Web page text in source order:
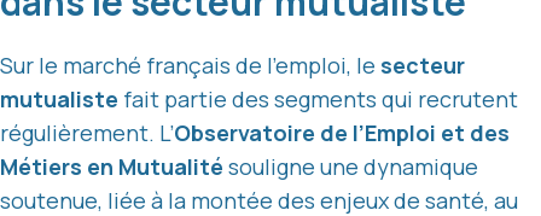
Sur le marché français de l’emploi, le secteur
mutualiste fait partie des segments qui recrutent
régulièrement. L’Observatoire de l’Emploi et des
Métiers en Mutualité souligne une dynamique
soutenue, liée à la montée des enjeux de santé, au